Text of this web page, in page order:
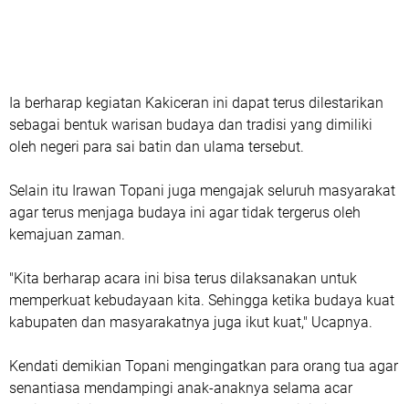
Ia berharap kegiatan Kakiceran ini dapat terus dilestarikan
sebagai bentuk warisan budaya dan tradisi yang dimiliki
oleh negeri para sai batin dan ulama tersebut.
Selain itu Irawan Topani juga mengajak seluruh masyarakat
agar terus menjaga budaya ini agar tidak tergerus oleh
kemajuan zaman.
"Kita berharap acara ini bisa terus dilaksanakan untuk
memperkuat kebudayaan kita. Sehingga ketika budaya kuat
kabupaten dan masyarakatnya juga ikut kuat," Ucapnya.
Kendati demikian Topani mengingatkan para orang tua agar
senantiasa mendampingi anak-anaknya selama acar